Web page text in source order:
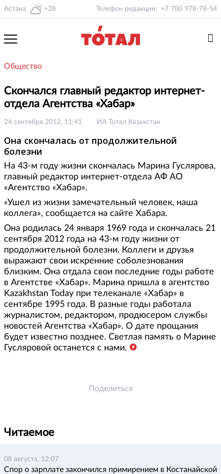
Астана +28 Телефон редакции: +7 700 978-78-54
Общество
Скончался главный редактор интернет-
отдела Агентства «Хабар»
24 сентября 2012, 11:41 ИА Тотал Казахстан
Она скончалась от продолжительной
болезни
На 43-м году жизни скончалась Марина Гуслярова,
главный редактор интернет-отдела АФ АО
«Агентство «Хабар».
«Ушел из жизни замечательный человек, наша
коллега», сообщается на сайте Хабара.
Она родилась 24 января 1969 года и скончалась 21
сентября 2012 года на 43-м году жизни от
продолжительной болезни. Коллеги и друзья
выражают свои искренние соболезнования
близким. Она отдала свои последние годы работе
в Агентстве «Хабар». Марина пришла в агентство
Kazakhstan Today при телеканале «Хабар» в
сентябре 1995 года. В разные годы работала
журналистом, редактором, продюсером службы
новостей Агентства «Хабар». О дате прощания
будет известно позднее. Светлая память о Марине
Гусляровой останется с нами.
Поделиться
Читаемое
08 августа, 12:07
Спор о зарплате закончился примирением в Костанайской